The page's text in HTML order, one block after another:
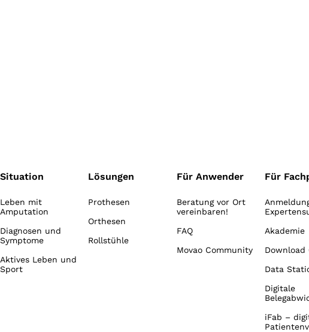
Situation
Leben mit
Amputation
Diagnosen und
Symptome
Aktives Leben und
Sport
Lösungen
Prothesen
Orthesen
Rollstühle
Für Anwender
Beratung vor Ort
vereinbaren!
FAQ
Movao Community
Für
Akademie
Download
Data
Digitale
iFab –